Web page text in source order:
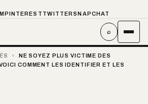
PINTEREST TWITTER SNAPCHAT
⌕
›
NE SOYEZ PLUS VICTIME DES
COMMENT LES IDENTIFIER ET LES